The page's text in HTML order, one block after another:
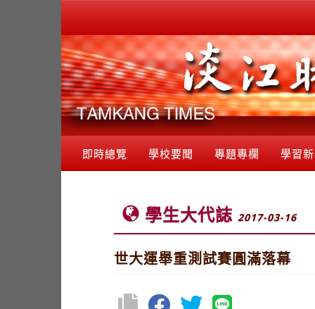
即時總覽 學校要聞 專題專欄 學習
學生大代誌 2017-03-16
世大運舉重測試賽圓滿落幕